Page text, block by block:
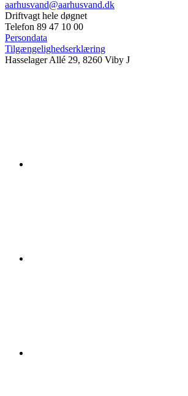
aarhusvand@aarhusvand.dk
Driftvagt hele døgnet
Telefon 89 47 10 00
Persondata
Tilgængelighedserklæring
Hasselager Allé 29, 8260 Viby J